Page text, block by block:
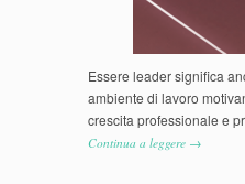
Essere leader significa
ambiente di lavoro
crescita professionale e
Continua a leggere →